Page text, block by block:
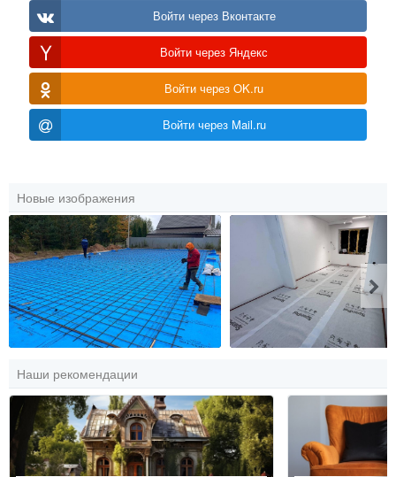
Войти через Вконтакте
Войти через Яндекс
Войти через OK.ru
Войти через Mail.ru
Новые изображения
Наши рекомендации